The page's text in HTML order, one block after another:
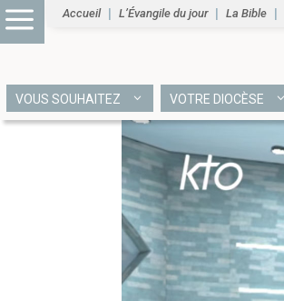
Accueil L’Évangile du jour La Bible
VOUS SOUHAITEZ VOTRE DIOCÈSE